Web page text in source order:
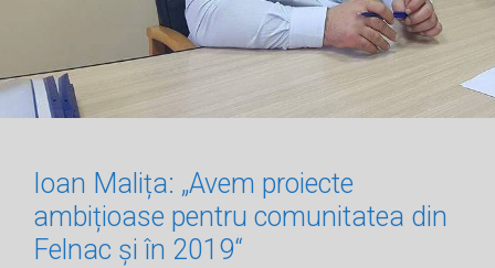
Ioan Malița: „Avem proiecte
ambițioase pentru comunitatea din
Felnac și în 2019“